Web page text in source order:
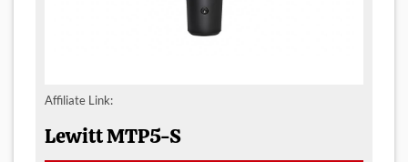
Affiliate Link:
Lewitt MTP5-S